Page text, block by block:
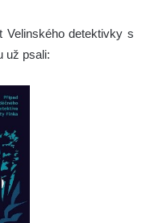
Velinského detektivky s
už psali: